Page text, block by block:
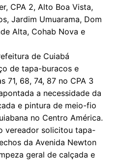
CPA 2, Alto Boa Vista,
Jardim Umuarama, Dom
Alta, Cohab Nova e
de Cuiabá
de tapa-buracos e
71, 68, 74, 87 no CPA 3
a necessidade da
e pintura de meio-fio
no Centro América.
vereador solicitou tapa-
da Avenida Newton
geral de calçada e